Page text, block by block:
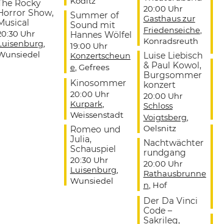
Rocky
Show,
Uhr
Summer of
Sound mit
Hannes Wölfel
19:00 Uhr
Konzertscheun
e, Gefrees
Kinosommer
20:00 Uhr
Kurpark
Weissenstadt
Romeo und
Julia,
Schauspiel
20:30 Uhr
Luisenburg
Wunsiedel
20:00 Uhr
Gasthaus zur
Friedenseiche,
Konradsreuth
Luise Liebisch
& Paul Kowol,
Burgsommer
konzert
20:00 Uhr
Schloss
Voigtsberg
Oelsnitz
Nachtwächter
rundgang
20:00 Uhr
Rathausbrunne
n , Hof
Der Da Vinci
Code –
Sakrileg,